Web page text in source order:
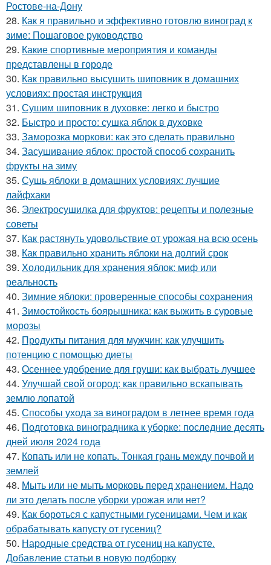
Ростове-на-Дону
28. Как я правильно и эффективно готовлю виноград к
зиме: Пошаговое руководство
29. Какие спортивные мероприятия и команды
представлены в городе
30. Как правильно высушить шиповник в домашних
условиях: простая инструкция
31. Сушим шиповник в духовке: легко и быстро
32. Быстро и просто: сушка яблок в духовке
33. Заморозка моркови: как это сделать правильно
34. Засушивание яблок: простой способ сохранить
фрукты на зиму
35. Сушь яблоки в домашних условиях: лучшие
лайфхаки
36. Электросушилка для фруктов: рецепты и полезные
советы
37. Как растянуть удовольствие от урожая на всю осень
38. Как правильно хранить яблоки на долгий срок
39. Холодильник для хранения яблок: миф или
реальность
40. Зимние яблоки: проверенные способы сохранения
41. Зимостойкость боярышника: как выжить в суровые
морозы
42. Продукты питания для мужчин: как улучшить
потенцию с помощью диеты
43. Осеннее удобрение для груши: как выбрать лучшее
44. Улучшай свой огород: как правильно вскапывать
землю лопатой
45. Способы ухода за виноградом в летнее время года
46. Подготовка виноградника к уборке: последние десять
дней июля 2024 года
47. Копать или не копать. Тонкая грань между почвой и
землей
48. Мыть или не мыть морковь перед хранением. Надо
ли это делать после уборки урожая или нет?
49. Как бороться с капустными гусеницами. Чем и как
обрабатывать капусту от гусениц?
50. Народные средства от гусениц на капусте.
Добавление статьи в новую подборку